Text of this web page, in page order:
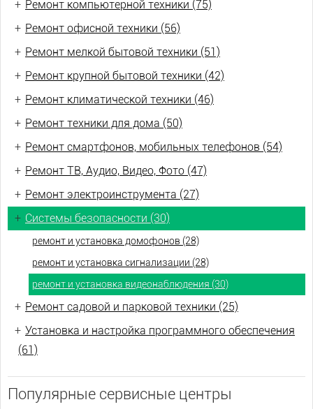
+ Ремонт компьютерной техники (75)
+ Ремонт офисной техники (56)
+ Ремонт мелкой бытовой техники (51)
+ Ремонт крупной бытовой техники (42)
+ Ремонт климатической техники (46)
+ Ремонт техники для дома (50)
+ Ремонт смартфонов, мобильных телефонов (54)
+ Ремонт ТВ, Аудио, Видео, Фото (47)
+ Ремонт электроинструмента (27)
+ Системы безопасности (30)
ремонт и установка домофонов (28)
ремонт и установка сигнализации (28)
ремонт и установка видеонаблюдения (30)
+ Ремонт садовой и парковой техники (25)
+ Установка и настройка программного обеспечения
(61)
Популярные сервисные центры